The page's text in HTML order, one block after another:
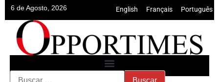
6 de Agosto, 2026 English Français Português